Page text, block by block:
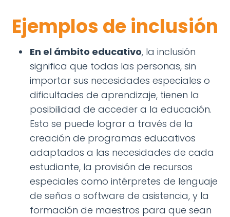
Ejemplos de inclusión
En el ámbito educativo, la inclusión
significa que todas las personas, sin
importar sus necesidades especiales o
dificultades de aprendizaje, tienen la
posibilidad de acceder a la educación.
Esto se puede lograr a través de la
creación de programas educativos
adaptados a las necesidades de cada
estudiante, la provisión de recursos
especiales como intérpretes de lenguaje
de señas o software de asistencia, y la
formación de maestros para que sean